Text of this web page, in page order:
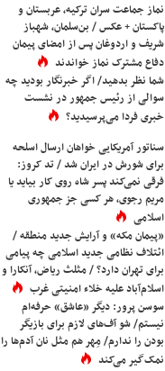
نماز جماعت سران ترکیه، عربستان و
پاکستان + عکس / بن‌سلمان، شهباز
شریف و اردوغان پس از امضای پیمان
دفاع مشترک نماز خواندند
شما نظر بدهید/ اگر خبرنگار بودید چه
سوالی از رئیس جمهور در نشست
خبری فردا می‌پرسیدید؟
سناتور آمریکایی خواهان ارسال اسلحه
برای شورش در ایران شد / تد کروز:
فرقی نمی‌کند پسر شاه روی کار بیاید یا
مریم رجوی، هر کسی جز جمهوری
اسلامی
«پیمان مکه» و آرایش جدید منطقه /
ائتلاف نظامی جدید اسلامی چه پیامی
برای تهران دارد؟ / مثلث ریاض، آنکارا و
اسلام‌آباد علیه خلاء امنیتی غرب
سوسن پرور: دیگر «عاشق» حرفه‌ام
نیستم/ شو آف‌های لازم برای بازیگر
بودن را ندارم/ مِهر هم مثل نان آدم‌ها را
نمک‌گیر می‌کند